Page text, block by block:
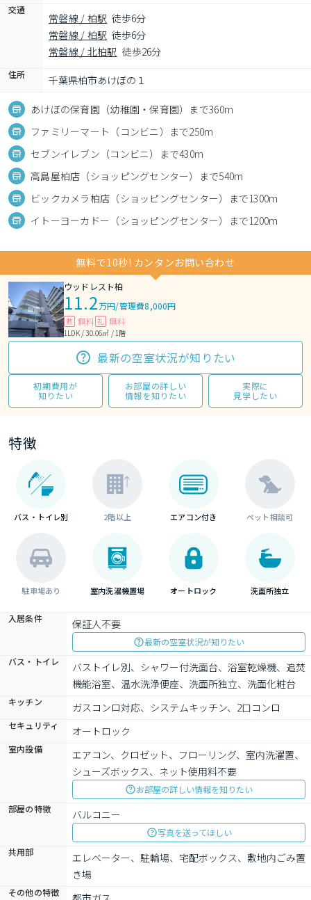
交通
常磐線 / 柏駅 徒歩6分
常磐線 / 柏駅 徒歩6分
常磐線 / 北柏駅 徒歩26分
住所 千葉県柏市あけぼの１
あけぼの保育園（幼稚園・保育園）まで360m
ファミリーマート（コンビニ）まで250m
セブンイレブン（コンビニ）まで430m
高島屋柏店（ショッピングセンター）まで540m
ビックカメラ柏店（ショッピングセンター）まで1300m
イトーヨーカドー（ショッピングセンター）まで1200m
無料で10秒! カンタンお問い合わせ
ウッドレスト柏
11.2万円/管理費8,000円
敷 無料 礼 無料
1LDK / 30.06㎡ / 1階
最新の空室状況が知りたい
初期費用が
知りたい
お部屋の詳しい
情報を知りたい
実際に
見学したい
特徴
バス・トイレ別 2階以上 エアコン付き ペット相談可
駐車場あり 室内洗濯機置場 オートロック 洗面所独立
入居条件 保証人不要
最新の空室状況が知りたい
バス・トイレ
バストイレ別、シャワー付洗面台、浴室乾燥機、追焚
機能浴室、温水洗浄便座、洗面所独立、洗面化粧台
キッチン ガスコンロ対応、システムキッチン、2口コンロ
セキュリティ オートロック
室内設備
エアコン、クロゼット、フローリング、室内洗濯置、
シューズボックス、ネット使用料不要
お部屋の詳しい情報を知りたい
部屋の特徴
バルコニー
写真を送ってほしい
共用部
エレベーター、駐輪場、宅配ボックス、敷地内ごみ置
き場
その他の特徴